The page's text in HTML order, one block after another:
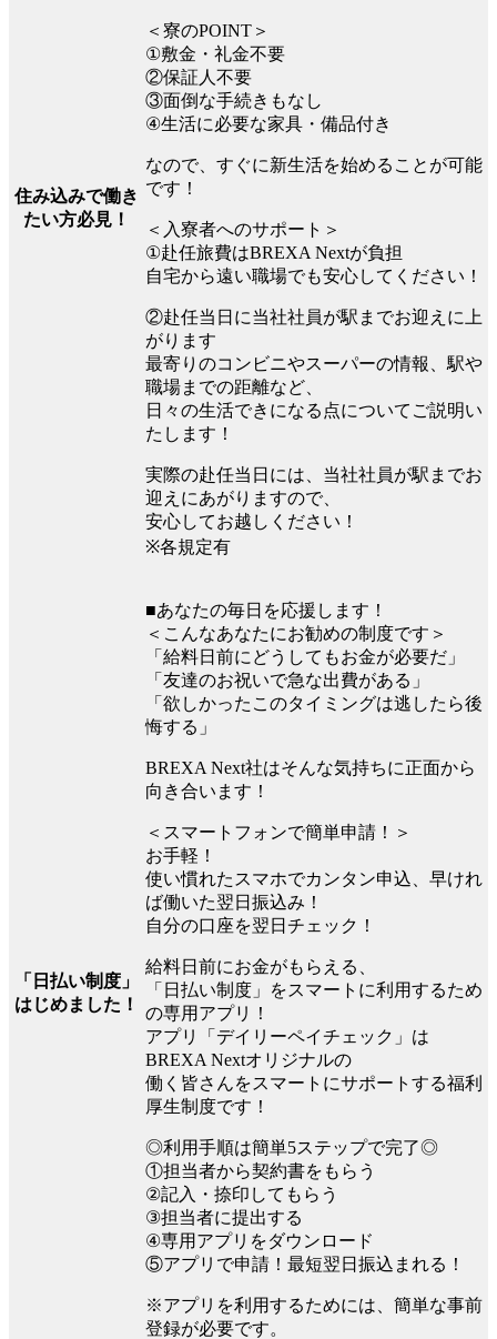
住み込みで働き
たい方必見！
＜寮のPOINT＞
①敷金・礼金不要
②保証人不要
③面倒な手続きもなし
④生活に必要な家具・備品付き
なので、すぐに新生活を始めることが可能
です！
＜入寮者へのサポート＞
①赴任旅費はBREXA Nextが負担
自宅から遠い職場でも安心してください！
②赴任当日に当社社員が駅までお迎えに上
がります
最寄りのコンビニやスーパーの情報、駅や
職場までの距離など、
日々の生活できになる点についてご説明い
たします！
実際の赴任当日には、当社社員が駅までお
迎えにあがりますので、
安心してお越しください！
※各規定有
「日払い制度」
はじめました！
■あなたの毎日を応援します！
＜こんなあなたにお勧めの制度です＞
「給料日前にどうしてもお金が必要だ」
「友達のお祝いで急な出費がある」
「欲しかったこのタイミングは逃したら後
悔する」
BREXA Next社はそんな気持ちに正面から
向き合います！
＜スマートフォンで簡単申請！＞
お手軽！
使い慣れたスマホでカンタン申込、早けれ
ば働いた翌日振込み！
自分の口座を翌日チェック！
給料日前にお金がもらえる、
「日払い制度」をスマートに利用するため
の専用アプリ！
アプリ「デイリーペイチェック」は
BREXA Nextオリジナルの
働く皆さんをスマートにサポートする福利
厚生制度です！
◎利用手順は簡単5ステップで完了◎
①担当者から契約書をもらう
②記入・捺印してもらう
③担当者に提出する
④専用アプリをダウンロード
⑤アプリで申請！最短翌日振込まれる！
※アプリを利用するためには、簡単な事前
登録が必要です。